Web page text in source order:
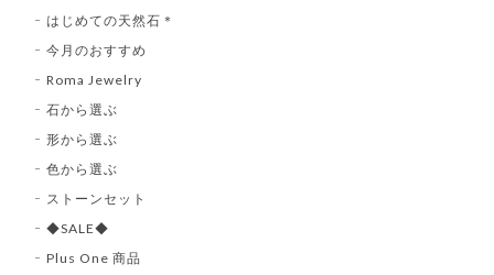
はじめての天然石＊
今月のおすすめ
Roma Jewelry
石から選ぶ
形から選ぶ
色から選ぶ
ストーンセット
◆SALE◆
Plus One 商品